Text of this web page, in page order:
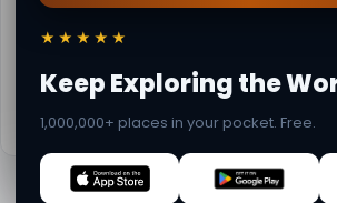
Info pratiche
Meteo ora:24°C, Cielo sereno
Maggiori info su Wikipedia
🏆🏆 #1 Trip Planner 2026
Rated best travel app worldwide